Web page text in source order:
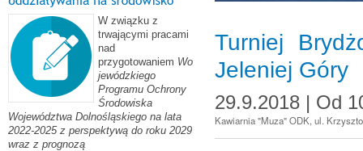
W związku z
trwającymi pracami
nad
przygotowaniem Wo
jewódzkiego
Programu Ochrony
Środowiska
Województwa Dolnośląskiego na lata
2022-2025 z perspektywą do roku 2029
wraz z prognozą
Turniej
Jeleniej Góry
29.9.2018 | Od
Kawiarnia "Muza" ODK, ul.